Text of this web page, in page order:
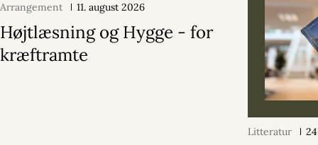
Arrangement 11. august 2026
Højtlæsning og Hygge - for
kræftramte
Litteratur